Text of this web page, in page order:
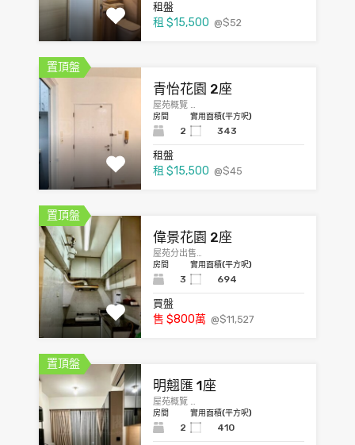
租盤
租 $15,500 @$52
置頂盤
青怡花園 2座
屋苑概覽 …
房間
2
實用面積(平方呎)
343
租盤
租 $15,500 @$45
置頂盤
偉景花園 2座
屋苑分出售…
房間
3
實用面積(平方呎)
694
買盤
售 $800萬 @$11,527
置頂盤
明翹匯 1座
屋苑概覽 …
房間
2
實用面積(平方呎)
410